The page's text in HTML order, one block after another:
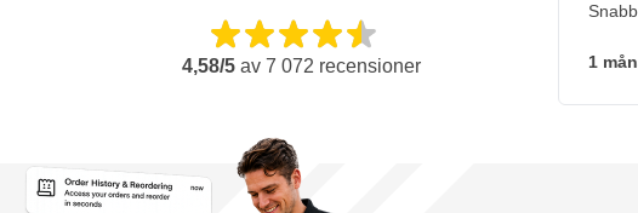
4,58/5av 7 072 recensioner 1